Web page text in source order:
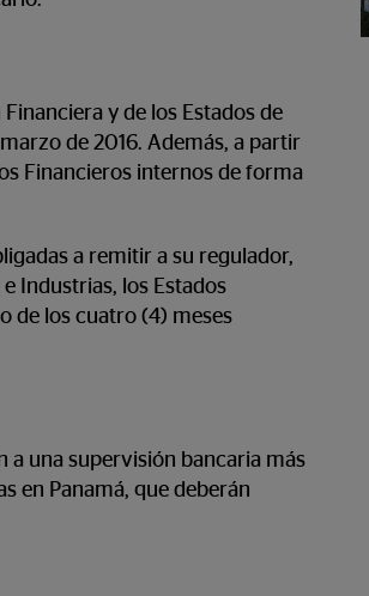
Financiera y de los Estados de
de 2016. Además, a partir
Financieros internos de forma
a remitir a su regulador,
Industrias, los Estados
de los cuatro (4) meses
a una supervisión bancaria más
en Panamá, que deberán